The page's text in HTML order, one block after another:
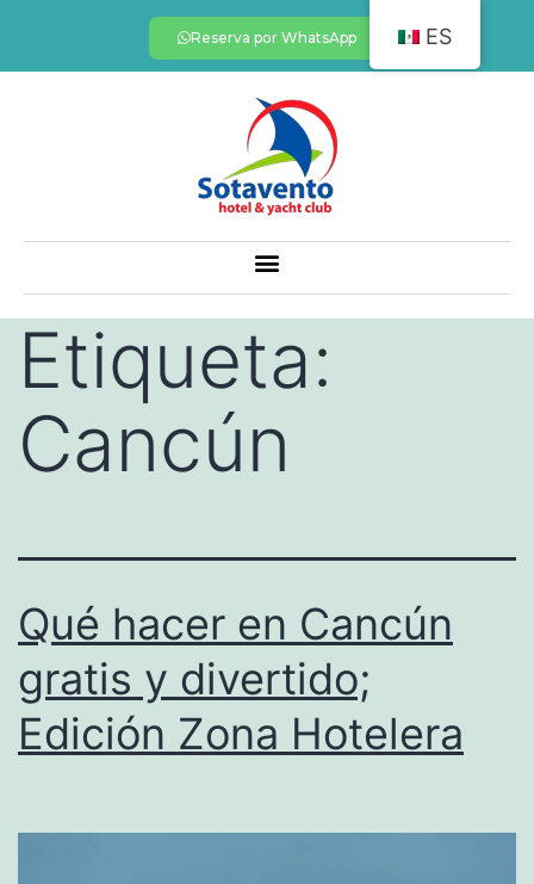
Reserva por WhatsApp
Etiqueta:
Cancún
Qué hacer en Cancún
gratis y divertido;
Edición Zona Hotelera
ES